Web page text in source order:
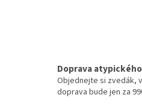
Doprava
Objednejte si zvedák,
doprava bude jen za